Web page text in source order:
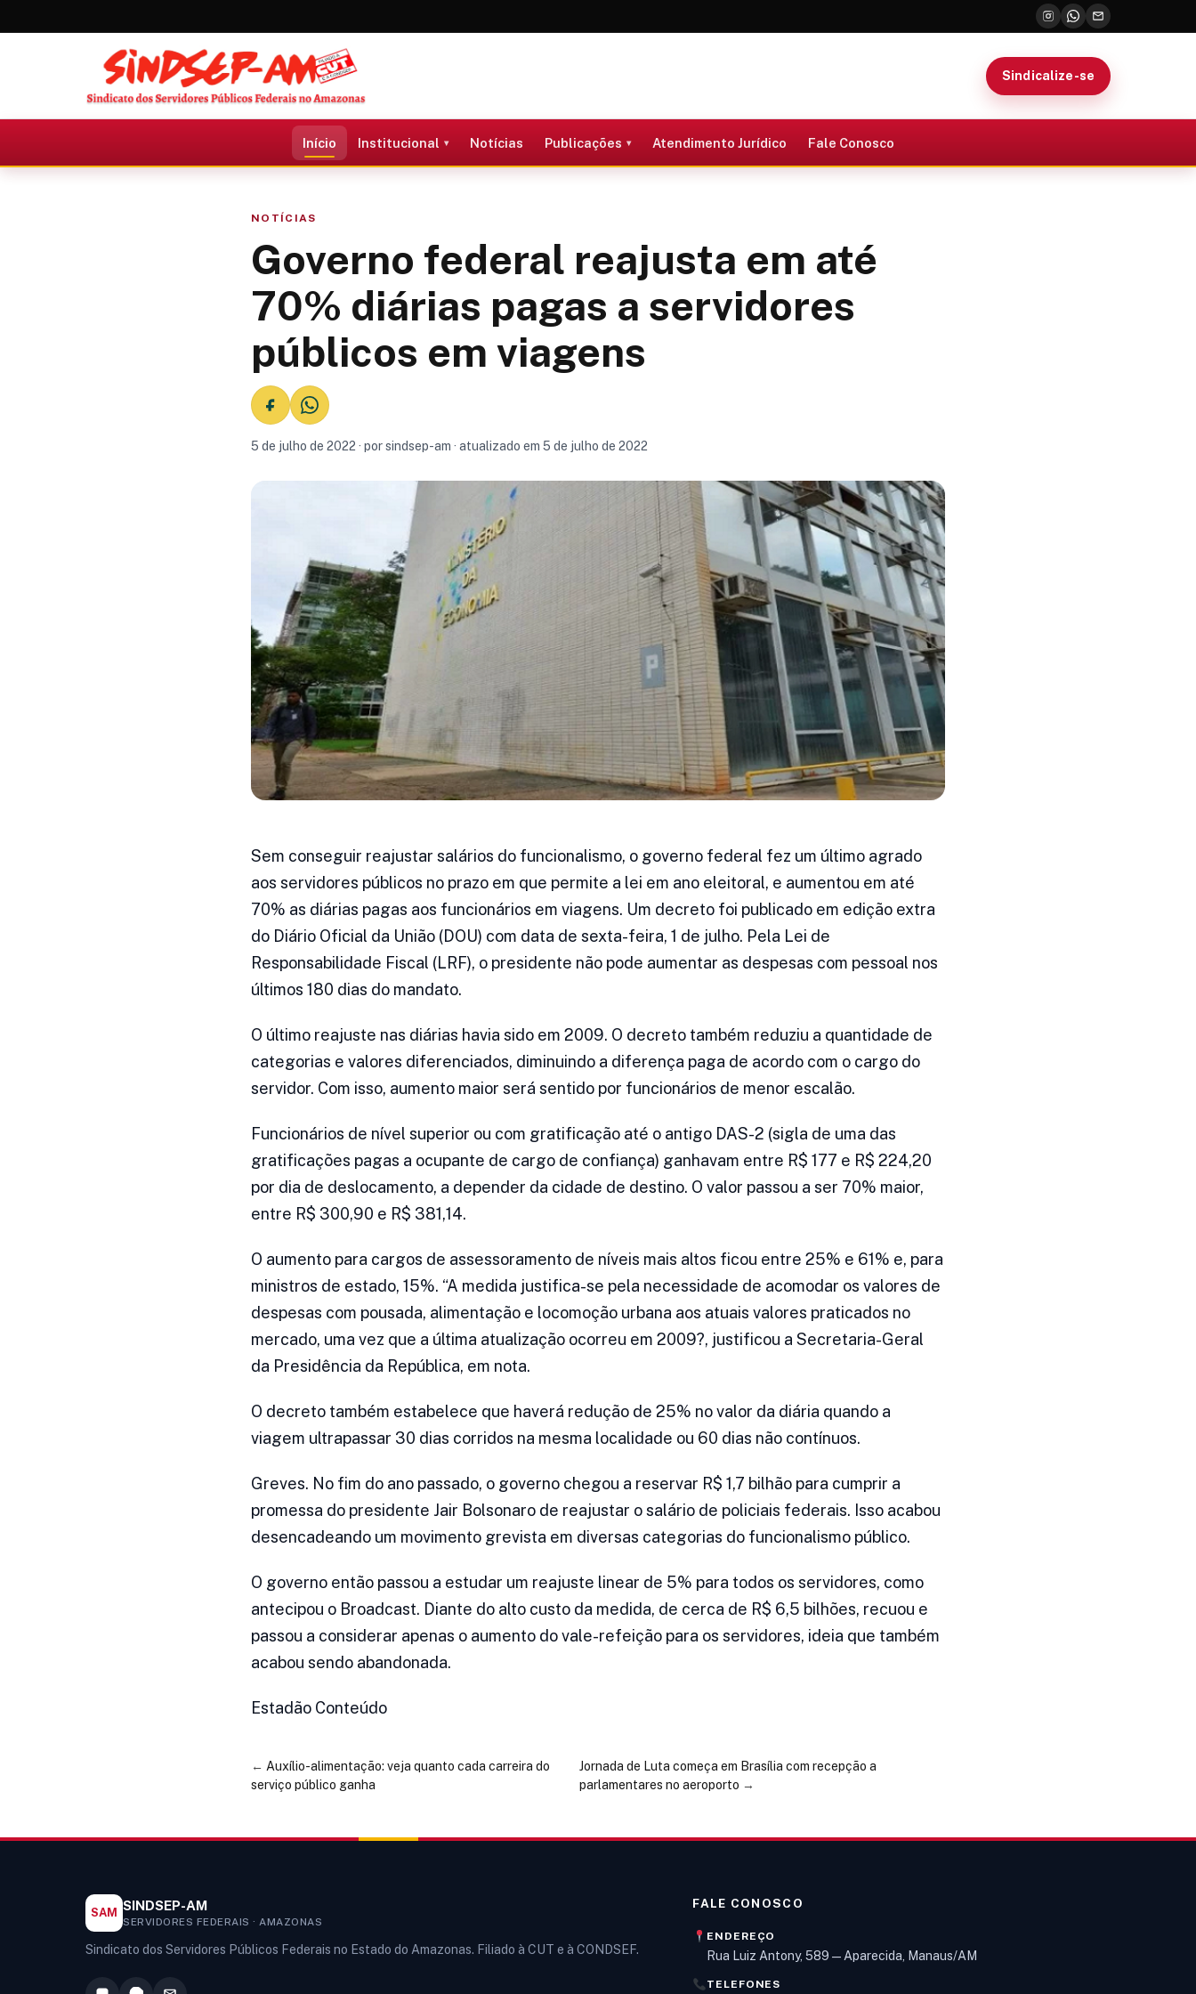
Sindicalize-se
Início Institucional Notícias Publicações Atendimento Jurídico Fale Conosco
NOTÍCIAS
Governo federal reajusta em até
70% diárias pagas a servidores
públicos em viagens
5 de julho de 2022 · por sindsep-am · atualizado em 5 de julho de 2022
Sem conseguir reajustar salários do funcionalismo, o governo federal fez um último agrado
aos servidores públicos no prazo em que permite a lei em ano eleitoral, e aumentou em até
70% as diárias pagas aos funcionários em viagens. Um decreto foi publicado em edição extra
do Diário Oficial da União (DOU) com data de sexta-feira, 1 de julho. Pela Lei de
Responsabilidade Fiscal (LRF), o presidente não pode aumentar as despesas com pessoal nos
últimos 180 dias do mandato.
O último reajuste nas diárias havia sido em 2009. O decreto também reduziu a quantidade de
categorias e valores diferenciados, diminuindo a diferença paga de acordo com o cargo do
servidor. Com isso, aumento maior será sentido por funcionários de menor escalão.
Funcionários de nível superior ou com gratificação até o antigo DAS-2 (sigla de uma das
gratificações pagas a ocupante de cargo de confiança) ganhavam entre R$ 177 e R$ 224,20
por dia de deslocamento, a depender da cidade de destino. O valor passou a ser 70% maior,
entre R$ 300,90 e R$ 381,14.
O aumento para cargos de assessoramento de níveis mais altos ficou entre 25% e 61% e, para
ministros de estado, 15%. “A medida justifica-se pela necessidade de acomodar os valores de
despesas com pousada, alimentação e locomoção urbana aos atuais valores praticados no
mercado, uma vez que a última atualização ocorreu em 2009?, justificou a Secretaria-Geral
da Presidência da República, em nota.
O decreto também estabelece que haverá redução de 25% no valor da diária quando a
viagem ultrapassar 30 dias corridos na mesma localidade ou 60 dias não contínuos.
Greves. No fim do ano passado, o governo chegou a reservar R$ 1,7 bilhão para cumprir a
promessa do presidente Jair Bolsonaro de reajustar o salário de policiais federais. Isso acabou
desencadeando um movimento grevista em diversas categorias do funcionalismo público.
O governo então passou a estudar um reajuste linear de 5% para todos os servidores, como
antecipou o Broadcast. Diante do alto custo da medida, de cerca de R$ 6,5 bilhões, recuou e
passou a considerar apenas o aumento do vale-refeição para os servidores, ideia que também
acabou sendo abandonada.
Estadão Conteúdo
← Auxílio-alimentação: veja quanto cada carreira do
serviço público ganha
Jornada de Luta começa em Brasília com recepção a
parlamentares no aeroporto →
SAM SINDSEP-AM
SERVIDORES FEDERAIS · AMAZONAS
Sindicato dos Servidores Públicos Federais no Estado do Amazonas. Filiado à CUT e à CONDSEF.
FALE CONOSCO
ENDEREÇO
Rua Luiz Antony, 589 — Aparecida, Manaus/AM
TELEFONES